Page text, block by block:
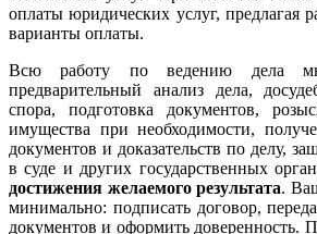
оплаты юридических услуг, предлагая
варианты оплаты.
Всю работу по ведению дела
предварительный анализ дела,
спора, подготовка документов,
имущества при необходимости,
документов и доказательств по делу,
в суде и других государственных
достижения желаемого результата.
минимально: подписать договор,
документов и оформить доверенность.